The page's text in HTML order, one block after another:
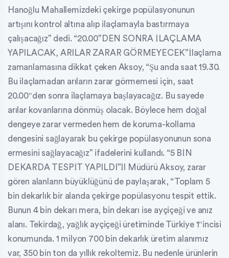
Hanoğlu Mahallemizdeki çekirge popülasyonunun
artışını kontrol altına alıp ilaçlamayla bastırmaya
çalışacağız” dedi. “20.00”DEN SONRA İLAÇLAMA
YAPILACAK, ARILAR ZARAR GÖRMEYECEK”İlaçlama
zamanlamasına dikkat çeken Aksoy, “Şu anda saat 19.30.
Bu ilaçlamadan arıların zarar görmemesi için, saat
20.00″den sonra ilaçlamaya başlayacağız. Bu sayede
arılar kovanlarına dönmüş olacak. Böylece hem doğal
dengeye zarar vermeden hem de koruma-kollama
dengesini sağlayarak bu çekirge popülasyonunun sona
ermesini sağlayacağız” ifadelerini kullandı. “5 BİN
DEKARDA TESPİT YAPILDI”İl Müdürü Aksoy, zarar
gören alanların büyüklüğünü de paylaşarak, “Toplam 5
bin dekarlık bir alanda çekirge popülasyonu tespit ettik.
Bunun 4 bin dekarı mera, bin dekarı ise ayçiçeği ve anız
alanı. Tekirdağ, yağlık ayçiçeği üretiminde Türkiye 1″incisi
konumunda. 1 milyon 700 bin dekarlık üretim alanımız
var, 350 bin ton da yıllık rekoltemiz. Bu nedenle ürünlerin